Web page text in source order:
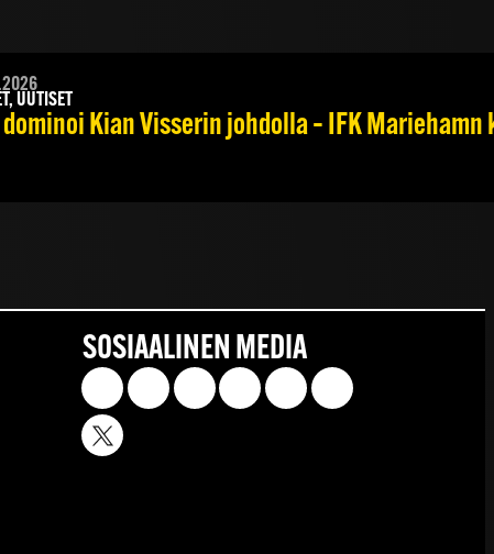
UUTISET
dominoi Kian Visserin johdolla – IFK Mariehamn
SOSIAALINEN MEDIA